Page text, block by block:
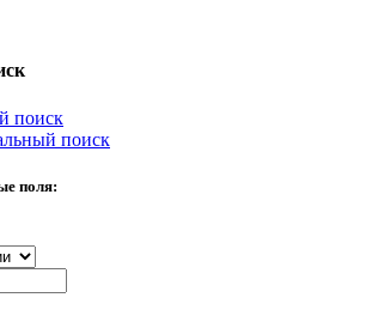
поиск
поиск
поля: